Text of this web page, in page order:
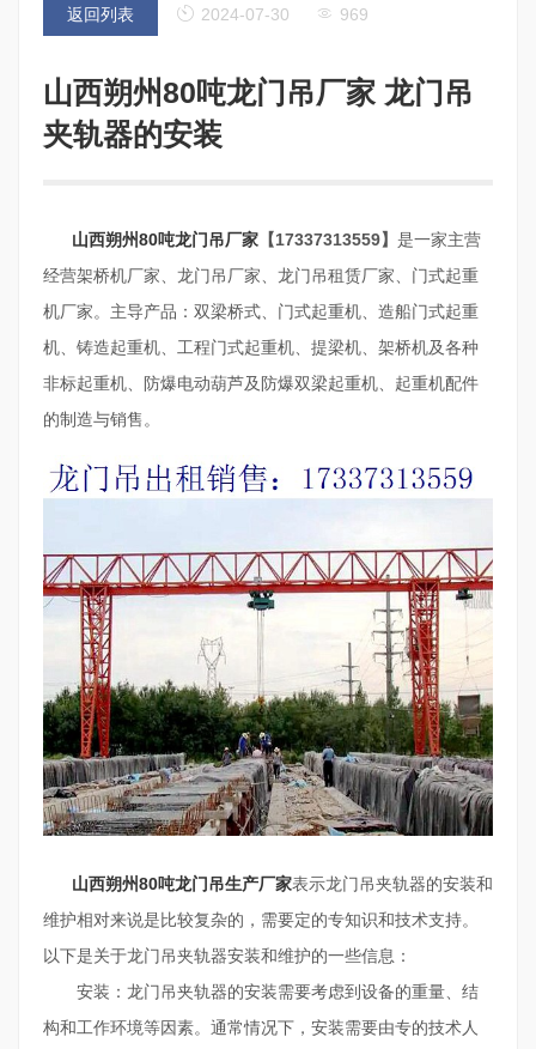
返回列表 2024-07-30 969
山西朔州80吨龙门吊厂家 龙门吊
夹轨器的安装
山西朔州80吨龙门吊厂家 【17337313559】 是一家主营
经营架桥机厂家、龙门吊厂家、龙门吊租赁厂家、门式起重
机厂家。主导产品：双梁桥式、门式起重机、造船门式起重
机、铸造起重机、工程门式起重机、提梁机、架桥机及各种
非标起重机、防爆电动葫芦及防爆双梁起重机、起重机配件
的制造与销售。
山西朔州80吨龙门吊生产厂家表示龙门吊夹轨器的安装和
维护相对来说是比较复杂的，需要定的专知识和技术支持。
以下是关于龙门吊夹轨器安装和维护的一些信息：
安装：龙门吊夹轨器的安装需要考虑到设备的重量、结
构和工作环境等因素。通常情况下，安装需要由专的技术人